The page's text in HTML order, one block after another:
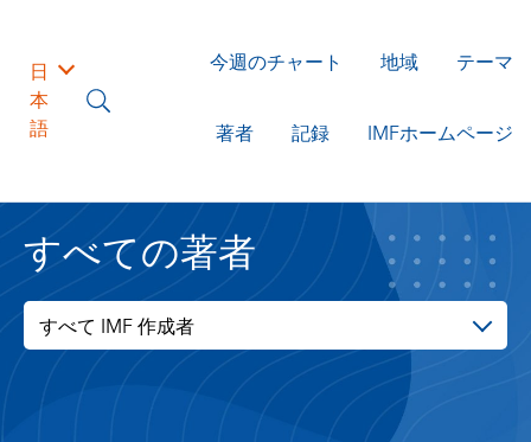
日
本
語
今週のチャート 地域 テーマ
著者 記録 IMFホームページ
すべての著者
すべて IMF 作成者